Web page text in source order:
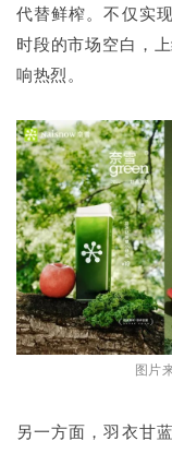
代替鲜榨。不仅实
时段的市场空白，
响热烈。
图片
另一方面，羽衣甘